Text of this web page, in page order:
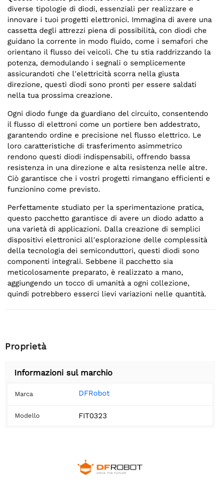
diverse tipologie di diodi, essenziali per realizzare e
innovare i tuoi progetti elettronici. Immagina di avere una
cassetta degli attrezzi piena di possibilità, con diodi che
guidano la corrente in modo fluido, come i semafori che
orientano il flusso dei veicoli. Che tu stia raddrizzando la
potenza, demodulando i segnali o semplicemente
assicurandoti che l'elettricità scorra nella giusta
direzione, questi diodi sono pronti per essere saldati
nella tua prossima creazione.
Ogni diodo funge da guardiano del circuito, consentendo
il flusso di elettroni come un portiere ben addestrato,
garantendo ordine e precisione nel flusso elettrico. Le
loro caratteristiche di trasferimento asimmetrico
rendono questi diodi indispensabili, offrendo bassa
resistenza in una direzione e alta resistenza nelle altre.
Ciò garantisce che i vostri progetti rimangano efficienti e
funzionino come previsto.
Perfettamente studiato per la sperimentazione pratica,
questo pacchetto garantisce di avere un diodo adatto a
una varietà di applicazioni. Dalla creazione di semplici
dispositivi elettronici all'esplorazione delle complessità
della tecnologia dei semiconduttori, questi diodi sono
componenti integrali. Sebbene il pacchetto sia
meticolosamente preparato, è realizzato a mano,
aggiungendo un tocco di umanità a ogni collezione,
quindi potrebbero esserci lievi variazioni nelle quantità.
Proprietà
Informazioni sul marchio
Marca DFRobot
Modello FIT0323